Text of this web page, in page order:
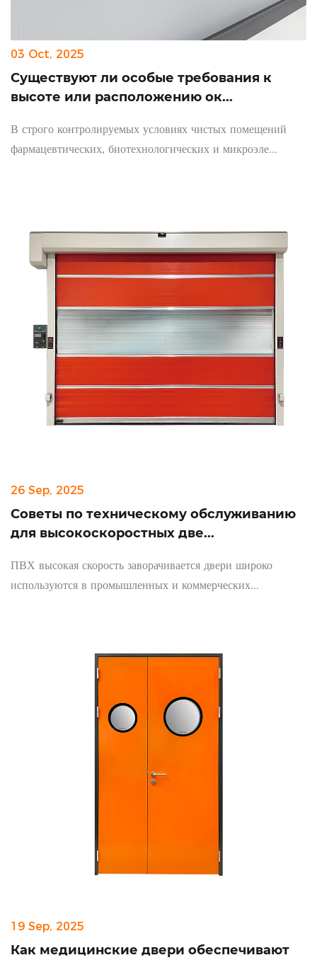
03 Oct, 2025
Существуют ли особые требования к
высоте или расположению ок...
В строго контролируемых условиях чистых помещений
фармацевтических, биотехнологических и микроэле...
26 Sep, 2025
Советы по техническому обслуживанию
для высокоскоростных две...
ПВХ высокая скорость заворачивается двери широко
используются в промышленных и коммерческих...
19 Sep, 2025
Как медицинские двери обеспечивают